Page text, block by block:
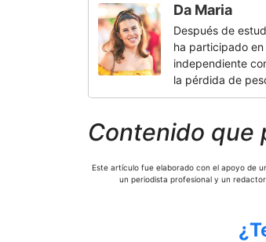
Da Maria
Después de
ha participado
independiente
la pérdida de
Contenido que
Este artículo fue elaborado con el apoyo de
un periodista profesional y un